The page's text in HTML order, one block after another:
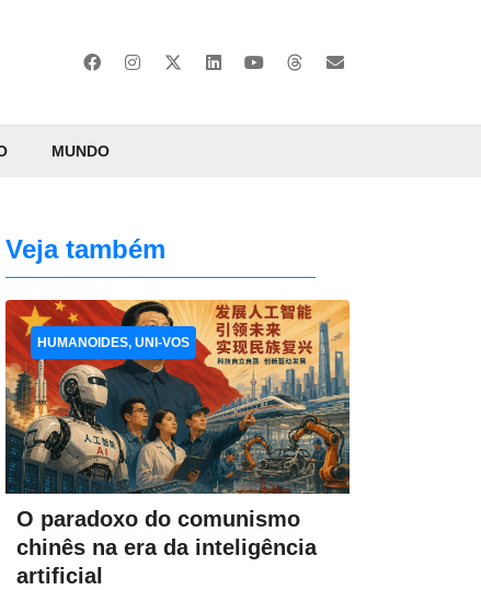
MUNDO
Veja também
O paradoxo do comunismo
chinês na era da inteligência
artificial
HUMANOIDES, UNI-VOS